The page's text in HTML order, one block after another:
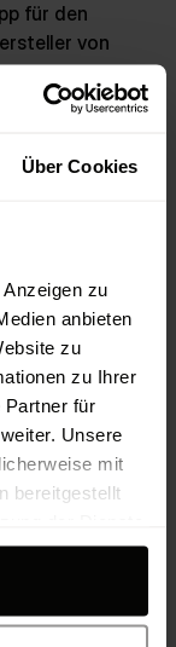
Über Cookies
zu
anbieten
zu
zu Ihrer
Partner für
Unsere
mit
bereitgestellt
für den
von
Plattform,
Gebäude